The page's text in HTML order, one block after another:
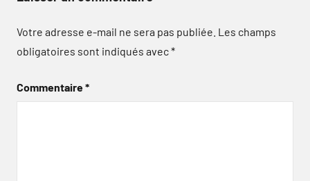
Votre adresse e-mail ne sera pas publiée. Les champs
obligatoires sont indiqués avec*
Commentaire*